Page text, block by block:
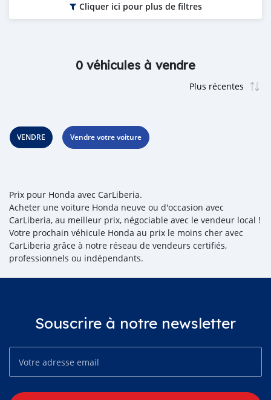
Cliquer ici pour plus de filtres
0 véhicules à vendre
VENDRE Vendre votre voiture
Prix pour Honda avec CarLiberia.
Acheter une voiture Honda neuve ou d'occasion avec
CarLiberia, au meilleur prix, négociable avec le vendeur local !
Votre prochain véhicule Honda au prix le moins cher avec
CarLiberia grâce à notre réseau de vendeurs certifiés,
professionnels ou indépendants.
Souscrire à notre newsletter